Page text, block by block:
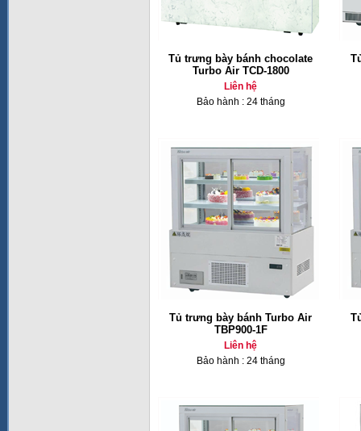
Tủ trưng bày bánh chocolate
Turbo Air TCD-1800
Liên hệ
Bảo hành : 24 tháng
Tủ trưng bày bánh Turbo Air
TBP900-1F
Liên hệ
Bảo hành : 24 tháng